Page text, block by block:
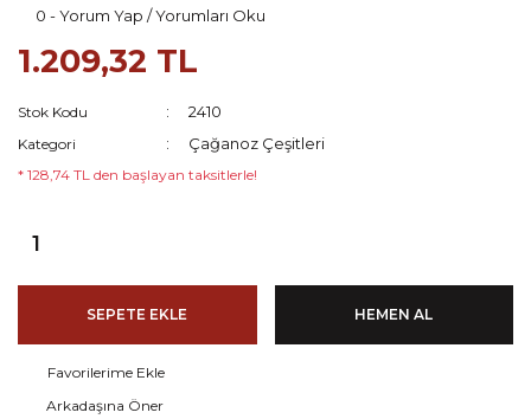
0 - Yorum Yap / Yorumları Oku
1.209,32 TL
Stok Kodu 2410
Kategori Çağanoz Çeşitleri
* 128,74 TL den başlayan taksitlerle!
SEPETE EKLE HEMEN AL
Arkadaşına Öner